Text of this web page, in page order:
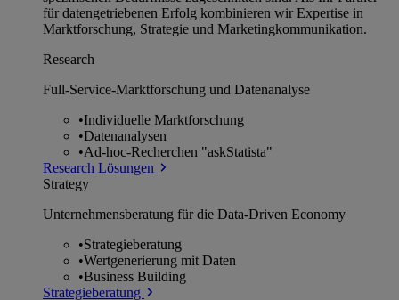
für datengetriebenen Erfolg kombinieren wir Expertise in
Marktforschung, Strategie und Marketingkommunikation.
Research
Full-Service-Marktforschung und Datenanalyse
•Individuelle Marktforschung
•Datenanalysen
•Ad-hoc-Recherchen "askStatista"
Research Lösungen
Strategy
Unternehmens­beratung für die Data-Driven Economy
•Strategieberatung
•Wertgenerierung mit Daten
•Business Building
Strategieberatung